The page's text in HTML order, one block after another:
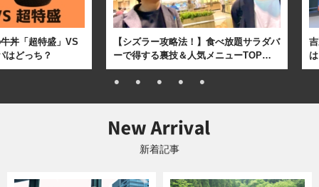
丼「超特盛」VS
はどっち？
【シズラー攻略法！】食べ放題サラダバ
ーで得する裏技＆人気メニューTOP…
新着記事